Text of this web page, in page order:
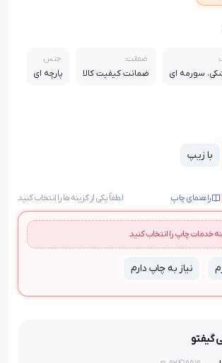
سورمه ای
ضمانت:
ضمانت کیفیت کالا
جنس:
پارچه ای
با زیپ
راهنمای چاپ لطفاً یکی از گزینه‌ها را انتخاب کنید
خدمات چاپ را انتخاب کنید.
نیاز به چاپ دارم
گیفتو